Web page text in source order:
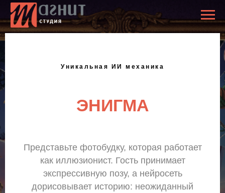
Уникальная ИИ механика
ЭНИГМА
Представьте фотобудку, которая работает
как иллюзионист. Гость принимает
экспрессивную позу, а нейросеть
дорисовывает историю: неожиданный